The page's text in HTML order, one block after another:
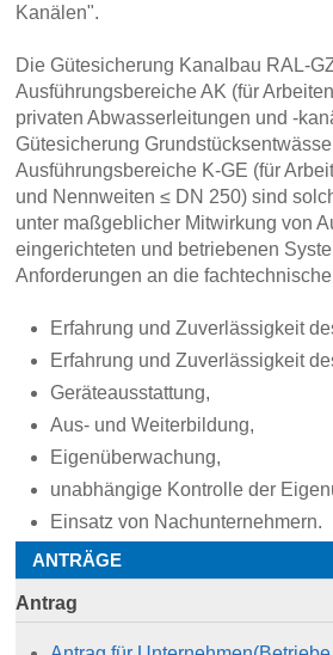
Kanälen".
Die Gütesicherung Kanalbau RAL-
Ausführungsbereiche AK (für
privaten Abwasserleitungen und -
Gütesicherung
Ausführungsbereiche K-GE (für
und Nennweiten ≤ DN 250) sind
unter maßgeblicher Mitwirkung von
eingerichteten und betriebenen
Anforderungen an die
Erfahrung und Zuverlässigkeit
Erfahrung und Zuverlässigkeit
Geräteausstattung,
Aus- und Weiterbildung,
Eigenüberwachung,
unabhängige Kontrolle der
Einsatz von Nachunternehmern.
ANTRÄGE
Antrag